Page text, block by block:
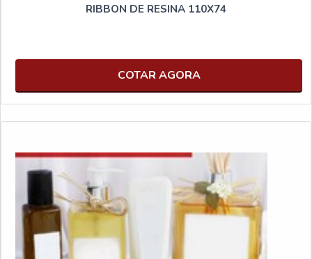
RIBBON DE RESINA 110X74
COTAR AGORA